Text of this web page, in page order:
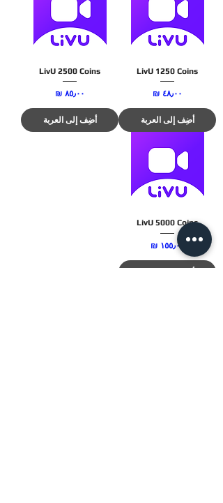
LivU 1250 Coins
السعر
أضِف إلى العربة
LivU 2500 Coins
السعر
أضِف إلى العربة
LivU 5000 Coins
السعر